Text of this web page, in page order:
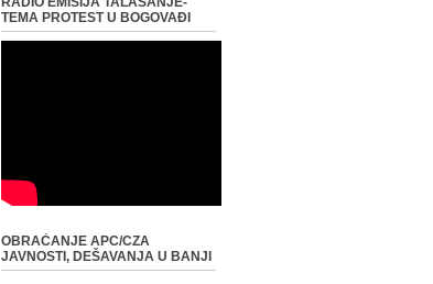
TEMA PROTEST U BOGOVAĐI
OBRAĆANJE APC/CZA
JAVNOSTI, DEŠAVANJA U BANJI